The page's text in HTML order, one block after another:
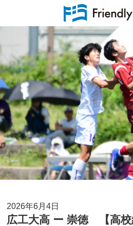
2026年6月4日
広工大高 ー 崇徳 【高校